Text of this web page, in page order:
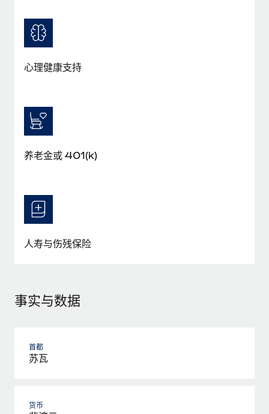
Most teams hear "payroll implementation" and picture a
six-month project with a dedicated team....
心理健康支持
养老金或 401(k)
人寿与伤残保险
事实与数据
首都
苏瓦
货币